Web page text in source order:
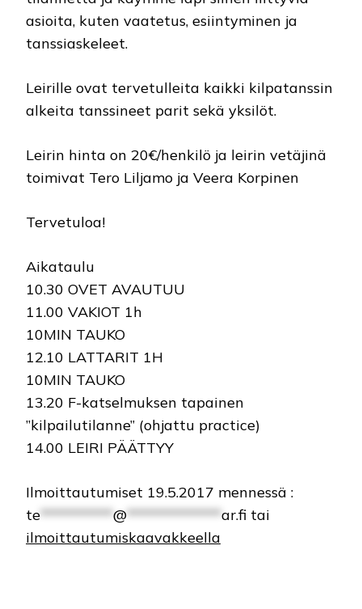
asioita, kuten vaatetus, esiintyminen ja
tanssiaskeleet.
Leirille ovat tervetulleita kaikki kilpatanssin
alkeita tanssineet parit sekä yksilöt.
Leirin hinta on 20€/henkilö ja leirin vetäjinä
toimivat Tero Liljamo ja Veera Korpinen
Tervetuloa!
Aikataulu
10.30 OVET AVAUTUU
11.00 VAKIOT 1h
10MIN TAUKO
12.10 LATTARIT 1H
10MIN TAUKO
13.20 F-katselmuksen tapainen
”kilpailutilanne” (ohjattu practice)
14.00 LEIRI PÄÄTTYY
Ilmoittautumiset 19.5.2017 mennessä :
te**********@*************ar.fi tai
ilmoittautumiskaavakkeella